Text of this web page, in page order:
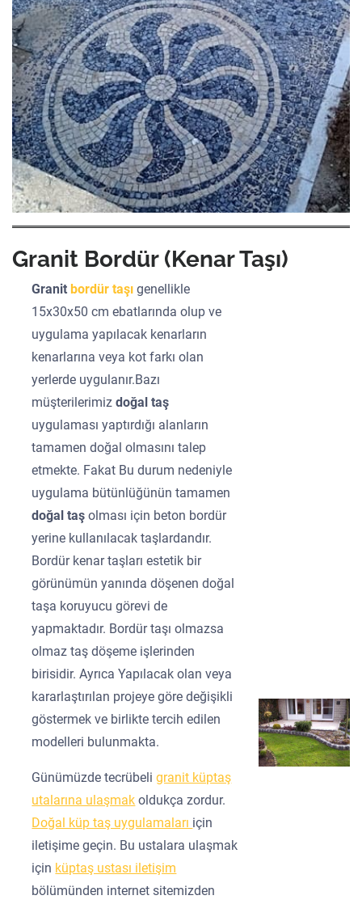
Granit Bordür (Kenar Taşı)
Granitbordür taşı genellikle
15x30x50 cm ebatlarında olup ve
uygulama yapılacak kenarların
kenarlarına veya kot farkı olan
yerlerde uygulanır.Bazı
müşterilerimizdoğal taş
uygulaması yaptırdığı alanların
tamamen doğal olmasını talep
etmekte. Fakat Bu durum nedeniyle
uygulama bütünlüğünün tamamen
doğal taşolması için beton bordür
yerine kullanılacak taşlardandır.
Bordür kenar taşları estetik bir
görünümün yanında döşenen doğal
taşa koruyucu görevi de
yapmaktadır. Bordür taşı olmazsa
olmaz taş döşeme işlerinden
birisidir. Ayrıca Yapılacak olan veya
kararlaştırılan projeye göre değişikli
göstermek ve birlikte tercih edilen
modelleri bulunmakta.
Günümüzde tecrübeligranit küptaş
utalarına ulaşmak oldukça zordur.
Doğal küp taş uygulamaları için
iletişime geçin. Bu ustalara ulaşmak
için küptaş ustası iletişim
bölümünden internet sitemizden